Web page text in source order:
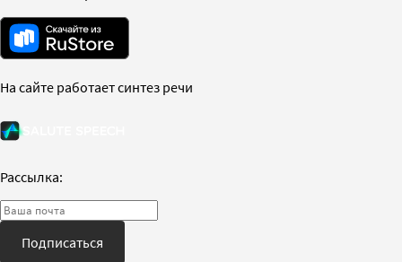
На сайте работает синтез речи
Рассылка:
Подписаться